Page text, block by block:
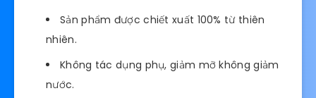
Sản phẩm được chiết xuất 100% từ thiên
nhiên.
Không tác dụng phụ, giảm mỡ không giảm
nước.